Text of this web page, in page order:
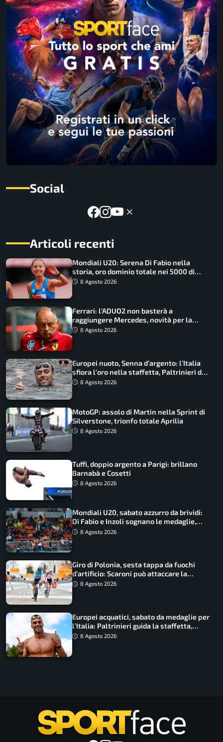
Social
Articoli recenti
Mondiali U20: Serena Di Fabio nella
storia, oro dominio totale nei 5000 di
marcia
8 Agosto 2026
Ferrari: l’ADUO2 non basterà a
raggiungere Mercedes, novità per la
Macarena
8 Agosto 2026
Europei nuoto, Senna d’argento: l’Italia
sfiora l’oro nella staffetta, Paltrinieri da
urlo, il bilancio azzurro
8 Agosto 2026
MotoGP: assolo di Martin nella Sprint di
Silverstone, trionfo totale Aprilia
8 Agosto 2026
Tuffi, doppio argento a Parigi: brillano
Barnabà e Cosetti
8 Agosto 2026
Mondiali U20, sabato azzurro da brividi:
Di Fabio e Inzoli sognano le medaglie,
Castellani e Succo in finale
8 Agosto 2026
Giro di Polonia, sesta tappa da fuochi
d’artificio: Scaroni può attaccare la
maglia di Lemmen
8 Agosto 2026
Europei acquatici, sabato da medaglie per
l’Italia: Paltrinieri guida la staffetta,
Barnabà sogna l’oro dalle grandi altezze
8 Agosto 2026